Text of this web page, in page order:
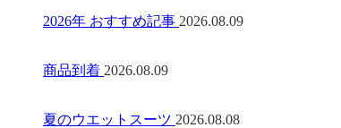
2026年 おすすめ記事 2026.08.09
商品到着 2026.08.09
夏のウエットスーツ 2026.08.08